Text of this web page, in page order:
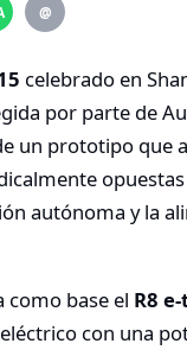
@
celebrado en
por parte de
un prototipo que
autónoma y la
como base el R8
con una